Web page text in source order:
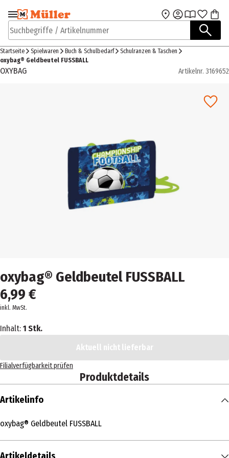
Zur Navigation
springen
Zum Hauptinhalt
Suchbegriffe / Artikelnummer
Startseite Spielwaren Buch & Schulbedarf
Schulranzen & Taschen
oxybag® Geldbeutel FUSSBALL
OXYBAG Artikelnr. 3169652
oxybag® Geldbeutel FUSSBALL
6,99 €
inkl. MwSt.
Inhalt: 1 Stk.
Aktuell nicht lieferbar
Filialverfügbarkeit prüfen
Produktdetails
Artikelinfo
oxybag® Geldbeutel FUSSBALL